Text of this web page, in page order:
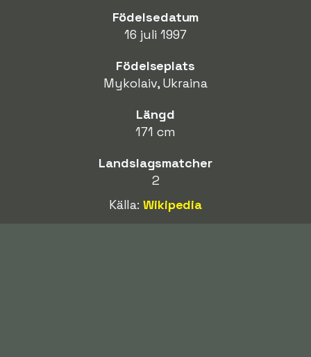
Födelsedatum
16 juli 1997
Födelseplats
Mykolaiv, Ukraina
Längd
171 cm
Landslagsmatcher
2
Källa:Wikipedia